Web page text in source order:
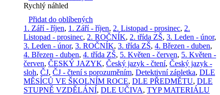
Rychlý náhled
Přidat do oblíbených
1. Září - říjen, 1. Září - říjen, 2. Listopad - prosinec, 2.
Listopad - prosinec, 2. ROČNÍK, 2. třída ZŠ, 3. Leden - únor,
3. Leden - únor, 3. ROČNÍK, 3. třída ZŠ, 4. Březen - duben,
4. Březen - duben, 4. třída ZŠ, 5. Květen - červen, 5. Květen -
červen, ČESKÝ JAZYK, Český jazyk - čtení, Český jazyk -
sloh, ČJ, ČJ - čtení s porozuměním, Detektivní zápletka, DLE
MĚSÍCŮ VE ŠKOLNÍM ROCE, DLE PŘEDMĚTU, DLE
STUPNĚ VZDĚLÁNÍ, DLE UČIVA, TYP MATERIÁLU